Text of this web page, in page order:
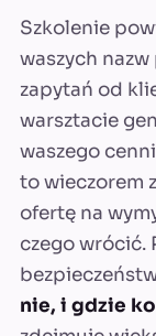
Szkolenie
waszych
zapytań od
warsztacie
waszego
to wieczorem
ofertę na
czego wrócić.
nie, i gdzie